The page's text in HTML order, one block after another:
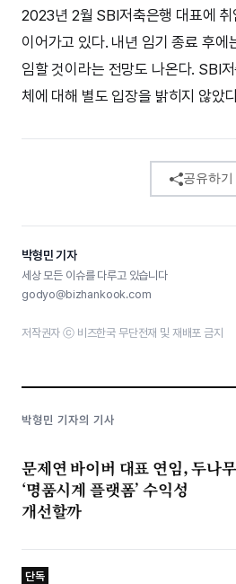
2023년 2월 SBI저축은행 대표에 취
이어가고 있다. 내년 임기 종료 후에
임할 것이라는 전망도 나온다. SBI
체에 대해 별도 입장을 밝히지 않았
공유하기
박형민 기자
세상 모든 이슈를 다루고 있습니다
godyo@bizhankook.com
저작권자 ⓒ 비즈한국 무단전재 및 재배포 금지
박형민 기자의 기사
문제연 바이버 대표 연임, 두나무
‘명품시계 플랫폼’ 수익성
개선할까
단독